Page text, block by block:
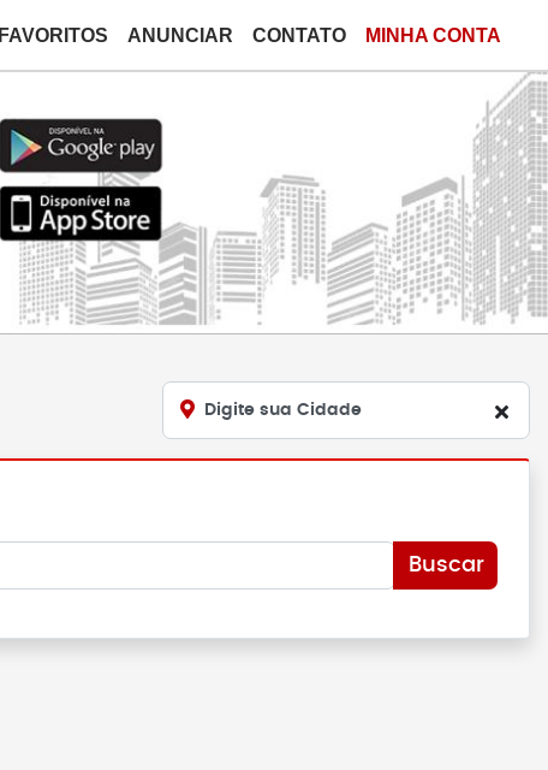
FAVORITOS ANUNCIAR CONTATO MINHA CONTA
Digite sua Cidade
Buscar